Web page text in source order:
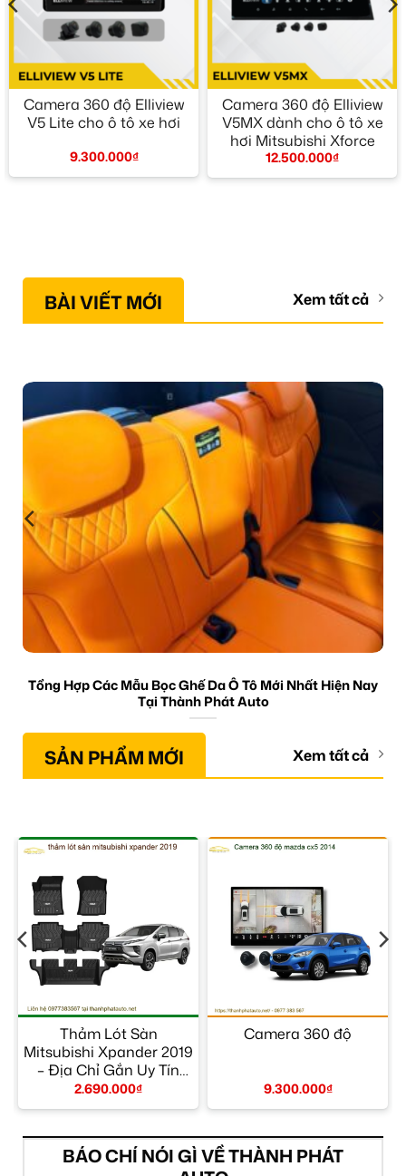
Camera 360 độ Elliview
V5 Lite cho ô tô xe hơi
9.300.000₫
Camera 360 độ Elliview
V5MX dành cho ô tô xe
hơi Mitsubishi Xforce
12.500.000₫
BÀI VIẾT MỚI Xem tất cả
Tổng Hợp Các Mẫu Bọc Ghế Da Ô Tô Mới Nhất Hiện Nay
Tại Thành Phát Auto
SẢN PHẨM MỚI Xem tất cả
Thảm Lót Sàn
Mitsubishi Xpander 2019
– Địa Chỉ Gắn Uy Tín
TPHCM
2.690.000₫
Camera 360 độ
9.300.000₫
BÁO CHÍ NÓI GÌ VỀ THÀNH PHÁT